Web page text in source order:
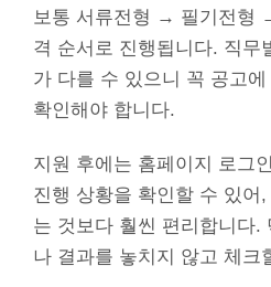
보통 서류전형 → 필기전형
격 순서로 진행됩니다. 직무
가 다를 수 있으니 꼭 공고
확인해야 합니다.
지원 후에는 홈페이지 로그
진행 상황을 확인할 수 있어
는 것보다 훨씬 편리합니다.
나 결과를 놓치지 않고 체크